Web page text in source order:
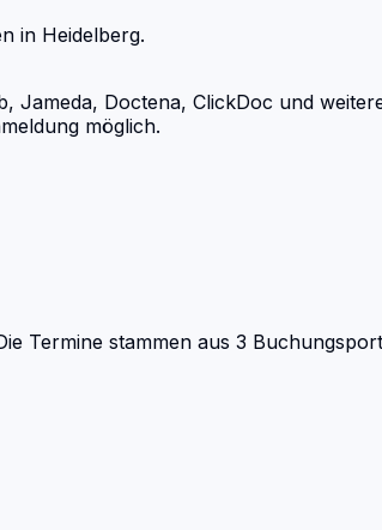
in Heidelberg.
Doctena, ClickDoc und
möglich.
Termine stammen aus 3